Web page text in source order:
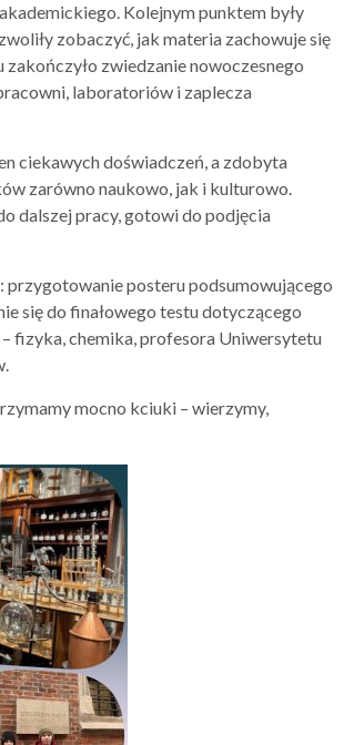
Kolejnym punktem były
zobaczyć, jak materia zachowuje się
zwiedzanie nowoczesnego
laboratoriów i zaplecza
ciekawych doświadczeń, a zdobyta
zarówno naukowo, jak i kulturowo.
dalszej pracy, gotowi do podjęcia
przygotowanie posteru podsumowującego
się do finałowego testu dotyczącego
fizyka, chemika, profesora Uniwersytetu
mocno kciuki – wierzymy,